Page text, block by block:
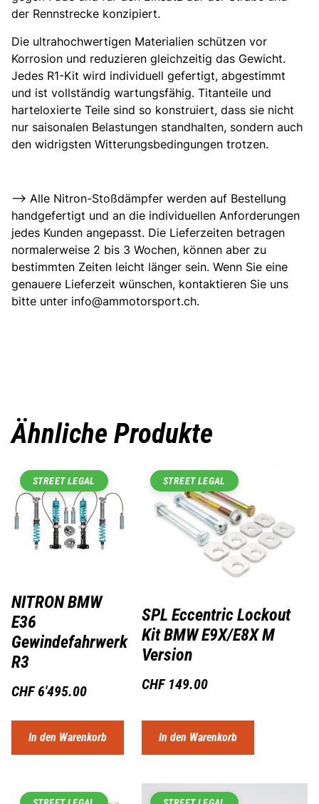
der Rennstrecke konzipiert.
Die ultrahochwertigen Materialien schützen vor
Korrosion und reduzieren gleichzeitig das Gewicht.
Jedes R1-Kit wird individuell gefertigt, abgestimmt
und ist vollständig wartungsfähig. Titanteile und
harteloxierte Teile sind so konstruiert, dass sie nicht
nur saisonalen Belastungen standhalten, sondern auch
den widrigsten Witterungsbedingungen trotzen.
–> Alle Nitron-Stoßdämpfer werden auf Bestellung
handgefertigt und an die individuellen Anforderungen
jedes Kunden angepasst. Die Lieferzeiten betragen
normalerweise 2 bis 3 Wochen, können aber zu
bestimmten Zeiten leicht länger sein. Wenn Sie eine
genauere Lieferzeit wünschen, kontaktieren Sie uns
bitte unter info@ammotorsport.ch.
Ähnliche Produkte
STREET LEGAL
NITRON BMW
E36
Gewindefahrwerk
R3
CHF6'495.00
In den Warenkorb
STREET LEGAL
SPL Eccentric Lockout
Kit BMW E9X/E8X M
Version
CHF149.00
In den Warenkorb